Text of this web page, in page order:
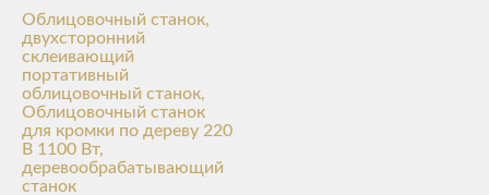
Облицовочный станок,
двухсторонний
склеивающий
портативный
облицовочный станок,
Облицовочный станок
для кромки по дереву 220
В 1100 Вт,
деревообрабатывающий
станок